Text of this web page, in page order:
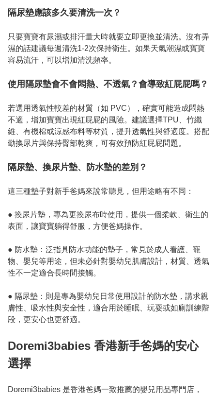
隔尿墊應該多久要清洗一次？
只要寶寶有尿濕或排汗量大時就要立即更換並清洗。沒有弄
濕的話建議每週清洗1-2次保持衛生。如果天氣潮濕或寶寶
容易流汗，可以增加清洗頻率。
使用隔尿墊會不會悶熱、不透氣？會導致紅屁屁嗎？
若選用透氣性較差的材質（如 PVC），確實可能造成悶熱
不適，增加寶寶出現紅屁屁的風險。建議選擇TPU、竹纖
維、有機棉或涼感布料等材質，提升透氣性與舒適度。搭配
隔尿墊、換尿片墊、防水墊的差別？
這三種墊子對新手爸媽來說常聽見，但用途略有不同：
● 換尿片墊，專為更換尿布時使用，提供一個柔軟、衛生的
表面，讓寶寶躺得舒服，方便爸媽操作。
● 防水墊：泛指具防水功能的墊子，常見於成人看護、寵
物、嬰兒等用途，但未必針對嬰幼兒肌膚設計，材質、透氣
性不一定適合長時間接觸。
● 隔尿墊：則是專為嬰幼兒日常使用設計的防水墊，講求親
膚性、吸水性與安全性，適合用於睡眠、玩耍或如廁訓練階
段，更安心也更舒適。
Doremi3babies 香港新手爸媽的安心
選擇
Doremi3babies 是香港爸媽一致推薦的嬰兒用品專門店，